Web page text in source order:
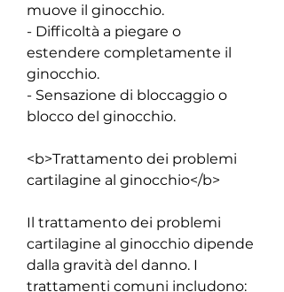
muove il ginocchio.
- Difficoltà a piegare o
estendere completamente il
ginocchio.
- Sensazione di bloccaggio o
blocco del ginocchio.
<b>Trattamento dei problemi
cartilagine al ginocchio</b>
Il trattamento dei problemi
cartilagine al ginocchio dipende
dalla gravità del danno. I
trattamenti comuni includono: